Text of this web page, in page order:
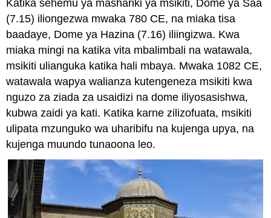
Katika sehemu ya mashariki ya msikiti, Dome ya Saa
(7.15) iliongezwa mwaka 780 CE, na miaka tisa
baadaye, Dome ya Hazina (7.16) iliingizwa. Kwa
miaka mingi na katika vita mbalimbali na watawala,
msikiti ulianguka katika hali mbaya. Mwaka 1082 CE,
watawala wapya walianza kutengeneza msikiti kwa
nguzo za ziada za usaidizi na dome iliyosasishwa,
kubwa zaidi ya kati. Katika karne zilizofuata, msikiti
ulipata mzunguko wa uharibifu na kujenga upya, na
kujenga muundo tunaoona leo.